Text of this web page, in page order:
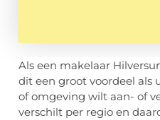
Als een makelaar
dit een groot voordeel als
of omgeving wilt aan- of
verschilt per regio en